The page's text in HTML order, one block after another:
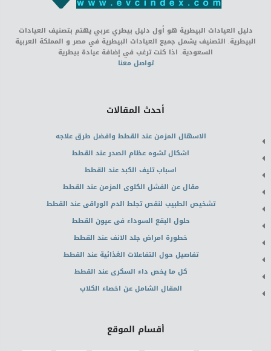
دليل العيادات البيطرية هو أول دليل بيطري عربي يهتم بتصنيف العيادات
البيطرية. التصنيف يشمل جميع العيادات البيطرية في مصر و المملكة العربية
السعودية. اذا كنت ترغب في إضافة عيادة بيطرية
تواصل معنا
أحدث المقالات
الاسهال المزمن عند القطط وافضل طرق علاجه
اشكال تشوه عظام الصدر عند القطط
اسباب تليف الكبد عند القطط
مقال عن الفشل الكلوى المزمن عند القطط
تشخيص الطبيب لنقص تجلط الدم الوراقى عند القطط
حلول البقع السوداء فى عيون القطط
خطورة امراض جلد الانف عند القطط
تفاصيل حول التفاعلات الغذائية عند القطط
كل ما يخص داء السكرى عند القطط
المقال الشامل عن اخصاء الكلاب
أقسام الموقع